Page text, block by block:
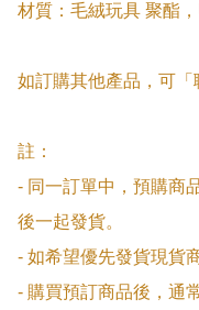
材質：毛絨玩具 聚酯
如訂購其他產品，可「
註：
- 同一訂單中，預購商
後一起發貨。
- 如希望優先發貨現貨
- 購買預訂商品後，通